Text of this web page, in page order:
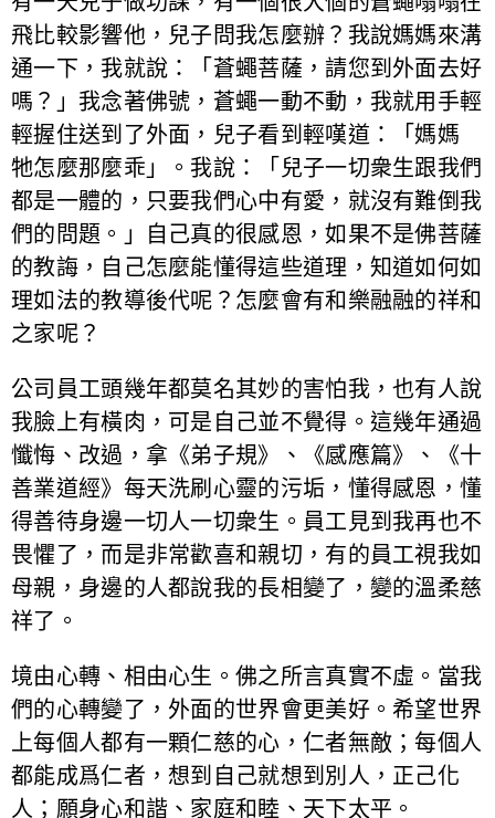
飛比較影響他，兒子問我怎麼辦？我說媽媽來溝
通一下，我就說：「蒼蠅菩薩，請您到外面去好
嗎？」我念著佛號，蒼蠅一動不動，我就用手輕
輕握住送到了外面，兒子看到輕嘆道：「媽媽
牠怎麼那麼乖」。我說：「兒子一切衆生跟我們
都是一體的，只要我們心中有愛，就沒有難倒我
們的問題。」自己真的很感恩，如果不是佛菩薩
的教誨，自己怎麼能懂得這些道理，知道如何如
理如法的教導後代呢？怎麼會有和樂融融的祥和
之家呢？
公司員工頭幾年都莫名其妙的害怕我，也有人說
我臉上有橫肉，可是自己並不覺得。這幾年通過
懺悔、改過，拿《弟子規》、《感應篇》、《十
善業道經》每天洗刷心靈的污垢，懂得感恩，懂
得善待身邊一切人一切衆生。員工見到我再也不
畏懼了，而是非常歡喜和親切，有的員工視我如
母親，身邊的人都說我的長相變了，變的溫柔慈
祥了。
境由心轉、相由心生。佛之所言真實不虛。當我
們的心轉變了，外面的世界會更美好。希望世界
上每個人都有一顆仁慈的心，仁者無敵；每個人
都能成爲仁者，想到自己就想到別人，正己化
人；願身心和諧、家庭和睦、天下太平。